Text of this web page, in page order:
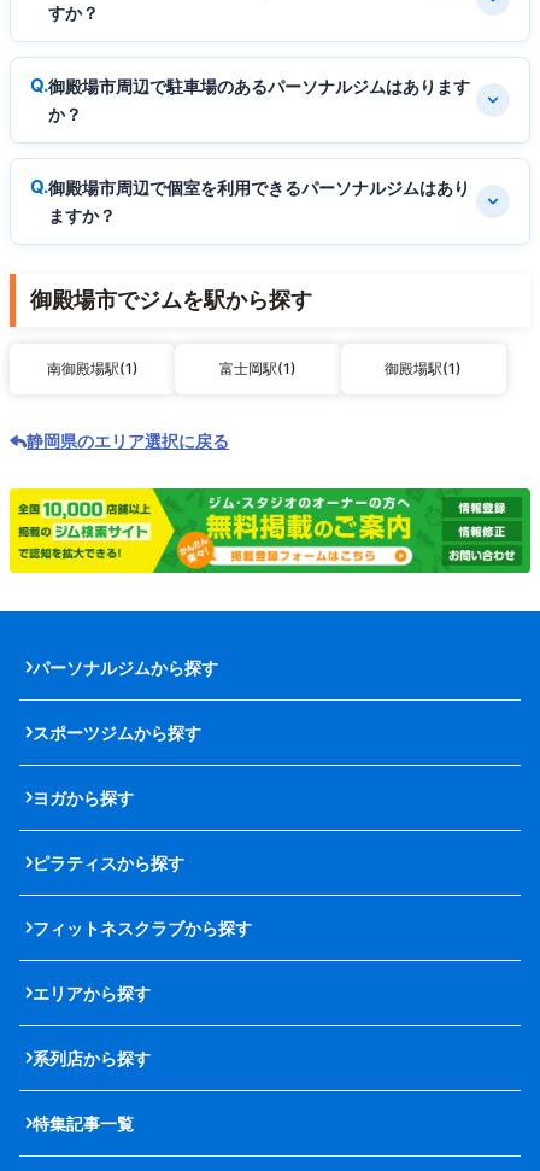
すか？
御殿場市周辺で駐車場のあるパーソナルジムはあります
か？
御殿場市周辺で個室を利用できるパーソナルジムはあり
ますか？
御殿場市でジムを駅から探す
南御殿場駅(1) 富士岡駅(1) 御殿場駅(1)
静岡県のエリア選択に戻る
パーソナルジムから探す
スポーツジムから探す
ヨガから探す
ピラティスから探す
フィットネスクラブから探す
エリアから探す
系列店から探す
特集記事一覧